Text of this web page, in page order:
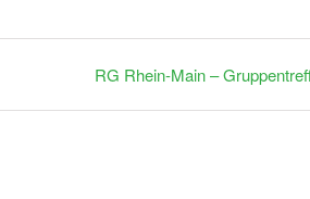
RG Rhein-Main –